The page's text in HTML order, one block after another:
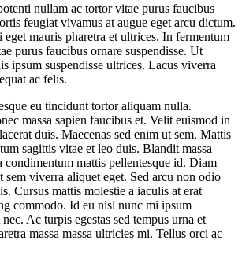
nullam ac tortor vitae purus faucibus
feugiat vivamus at augue eget arcu dictum.
eget mauris pharetra et ultrices. In fermentum
purus faucibus ornare suspendisse. Ut
ipsum suspendisse ultrices. Lacus viverra
ac felis.
eu tincidunt tortor aliquam nulla.
massa sapien faucibus et. Velit euismod in
duis. Maecenas sed enim ut sem. Mattis
sagittis vitae et leo duis. Blandit massa
condimentum mattis pellentesque id. Diam
sem viverra aliquet eget. Sed arcu non odio
Cursus mattis molestie a iaculis at erat
commodo. Id eu nisl nunc mi ipsum
Ac turpis egestas sed tempus urna et
massa massa ultricies mi. Tellus orci ac